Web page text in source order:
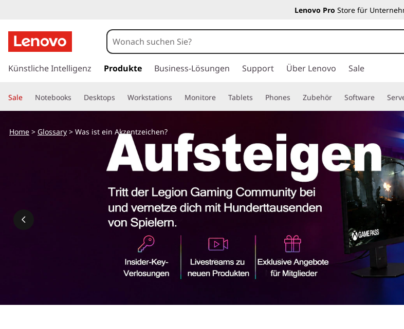
a
Lenovo Pro Store für
u
a
u
t
Künstliche Intelligenz Produkte Business-Lösungen Support Über Lenovo Sale
Sale Notebooks Desktops Workstations Monitore Tablets Phones Zubehör Software
Home > Glossary > Was ist ein Akzentzeichen?